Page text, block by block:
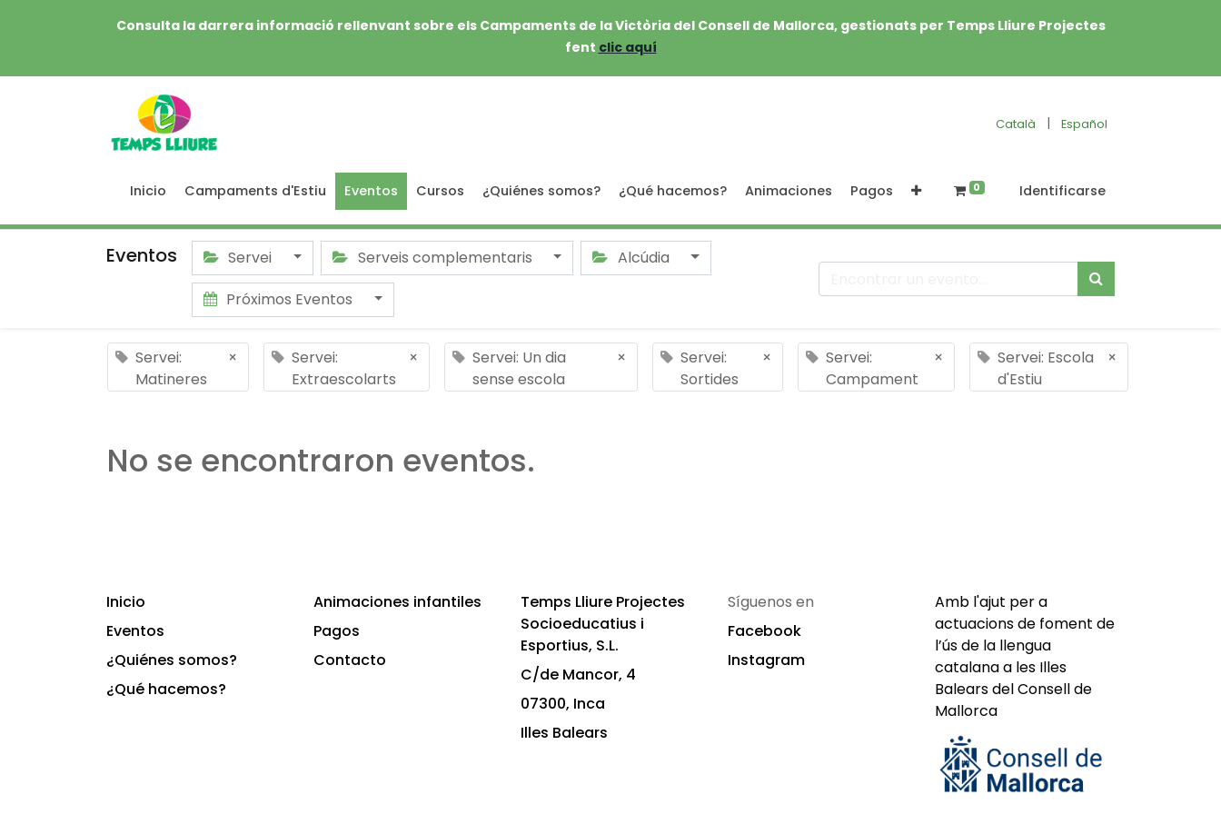
Consulta la darrera informació rellenvant sobre els Campaments de la Victòria del Consell de Mallorca, gestionats per Temps Lliure Projectes
fent clic aquí
Català | Español
Inicio Campaments d'Estiu Eventos Cursos ¿Quiénes somos? ¿Qué hacemos? Animaciones Pagos 0 Identificarse
Eventos Servei Serveis complementaris
Alcúdia
Próximos Eventos
Servei:
Matineres
×
Servei:
Extraescolarts
×
Servei: Un dia
sense escola
×
Servei:
Sortides
×
Servei:
Campament
×
Servei: Escola
d'Estiu
×
No se encontraron eventos.
Inicio
Eventos
¿Quiénes somos?
¿Qué hacemos?
Animaciones infantiles
Pagos
Contacto
Temps Lliure Projectes
Socioeducatius i
Esportius, S.L.
C/de Mancor, 4
07300, Inca
Illes Balears
Síguenos en
Facebook
Instagram
Amb l'ajut per a
actuacions de foment de
l’ús de la llengua
catalana a les Illes
Balears del Consell de
Mallorca